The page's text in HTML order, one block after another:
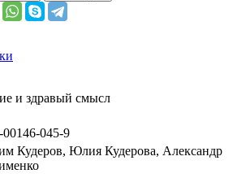
и здравый смысл
00146-045-9
Кудеров, Юлия Кудерова, Александр